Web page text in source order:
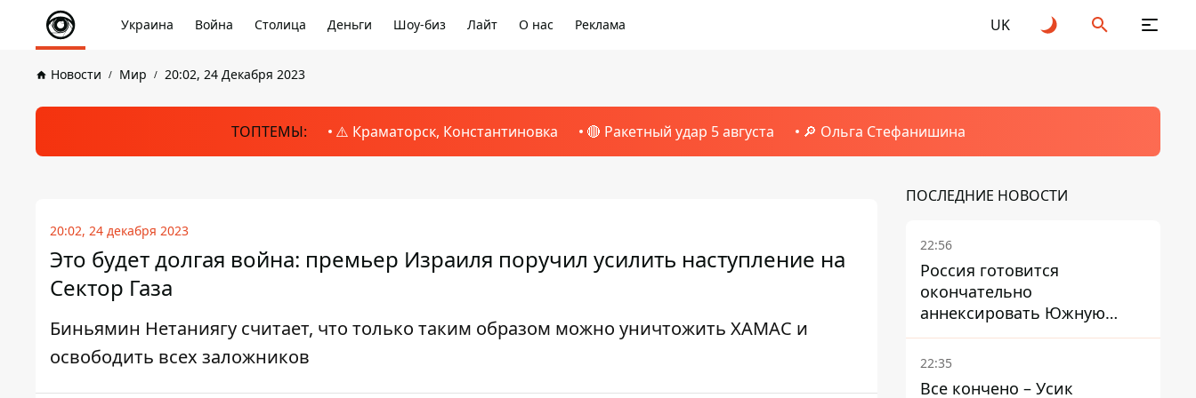
Украина Война Столица Деньги Шоу-биз Лайт О нас Реклама UK
Новости Мир 20:02, 24 Декабря 2023
ТОПТЕМЫ: ⚠️ Краматорск, Константиновка 🔴 Ракетный удар 5 августа 🔎 Ольга Стефанишина
20:02, 24 декабря 2023
Это будет долгая война: премьер Израиля поручил усилить наступление на
Сектор Газа
Биньямин Нетаниягу считает, что только таким образом можно уничтожить ХАМАС и
освободить всех заложников
ПОСЛЕДНИЕ НОВОСТИ
22:56
Россия готовится
окончательно
аннексировать Южную
Осетию – страны НАТО
обеспокоены
22:35
Все кончено – Усик